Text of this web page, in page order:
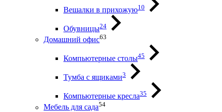
Вешалки в прихожую10
Обувницы24
Домашний офис63
Компьютерные столы45
Тумба с ящиками3
Компьютерные кресла35
Мебель для сада54